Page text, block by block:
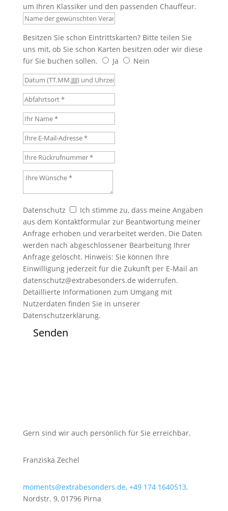
um Ihren Klassiker und den passenden Chauffeur.
Besitzen Sie schon Eintrittskarten?
Besitzen Sie schon Eintrittskarten? Bitte teilen Sie
uns mit, ob Sie schon Karten besitzen oder wir diese
für Sie buchen sollen.
Ja Nein
Datum (TT.MM.JJJJ) und Uhrzeit der Veranstaltung
Abfahrtsort
Ihr Name
Ihre E-Mail-Adresse
Ihre Rückrufnummer
Ihre Wünsche
Datenschutz
Datenschutz
Ich stimme zu, dass meine Angaben
aus dem Kontaktformular zur Beantwortung meiner
Anfrage erhoben und verarbeitet werden. Die Daten
werden nach abgeschlossener Bearbeitung Ihrer
Anfrage gelöscht. Hinweis: Sie können Ihre
Einwilligung jederzeit für die Zukunft per E-Mail an
datenschutz@extrabesonders.de widerrufen.
Detaillierte Informationen zum Umgang mit
Nutzerdaten finden Sie in unserer
Datenschutzerklärung.
Senden
Gern sind wir auch persönlich für Sie erreichbar.
Franziska Zechel
moments@extrabesonders.de, +49 174 1640513,
Nordstr. 9, 01796 Pirna